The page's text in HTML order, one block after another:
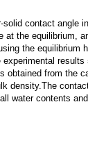
contact angle
at the equilibrium,
the equilibrium
results
obtained from the
density.The
water contents